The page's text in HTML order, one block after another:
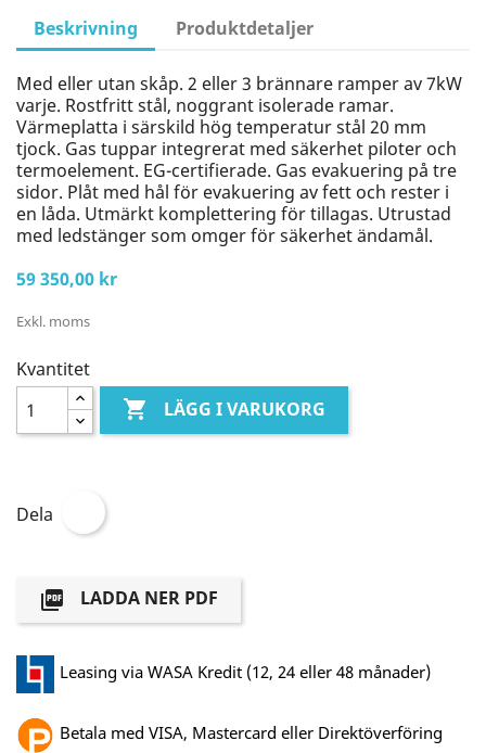
Beskrivning Produktdetaljer
Med eller utan skåp. 2 eller 3 brännare ramper av 7kW
varje. Rostfritt stål, noggrant isolerade ramar.
Värmeplatta i särskild hög temperatur stål 20 mm
tjock. Gas tuppar integrerat med säkerhet piloter och
termoelement. EG-certifierade. Gas evakuering på tre
sidor. Plåt med hål för evakuering av fett och rester i
en låda. Utmärkt komplettering för tillagas. Utrustad
med ledstänger som omger för säkerhet ändamål.
59 350,00 kr
Exkl. moms
Kvantitet
 LÄGG I VARUKORG
Dela
 LADDA NER PDF
Leasing via WASA Kredit (12, 24 eller 48 månader)
Betala med VISA, Mastercard eller Direktöverföring